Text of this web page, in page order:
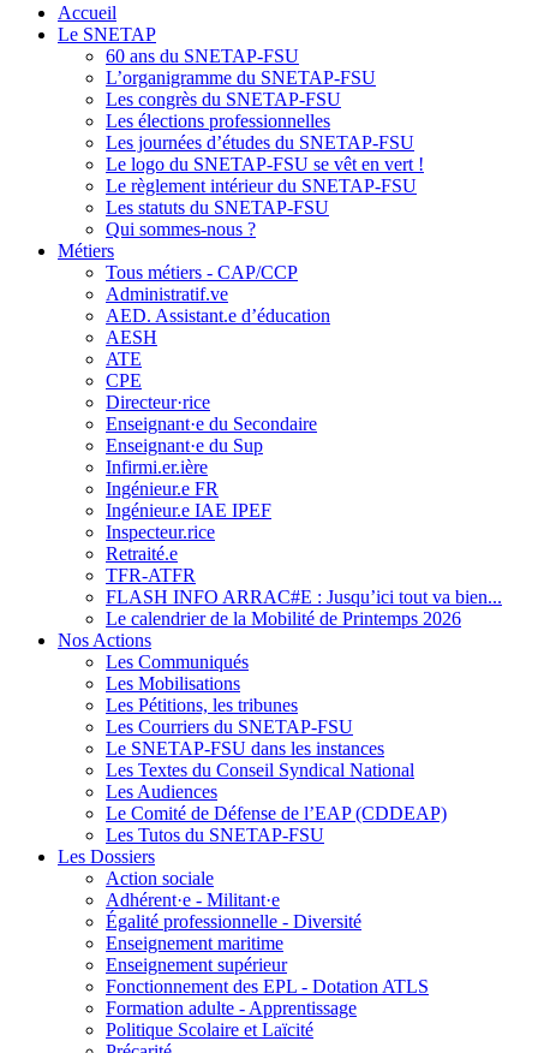
Accueil
Le SNETAP
60 ans du SNETAP-FSU
L’organigramme du SNETAP-FSU
Les congrès du SNETAP-FSU
Les élections professionnelles
Les journées d’études du SNETAP-FSU
Le logo du SNETAP-FSU se vêt en vert !
Le règlement intérieur du SNETAP-FSU
Les statuts du SNETAP-FSU
Qui sommes-nous ?
Métiers
Tous métiers - CAP/CCP
Administratif.ve
AED. Assistant.e d’éducation
AESH
ATE
CPE
Directeur·rice
Enseignant·e du Secondaire
Enseignant·e du Sup
Infirmi.er.ière
Ingénieur.e FR
Ingénieur.e IAE IPEF
Inspecteur.rice
Retraité.e
TFR-ATFR
FLASH INFO ARRAC#E : Jusqu’ici tout va bien...
Le calendrier de la Mobilité de Printemps 2026
Nos Actions
Les Communiqués
Les Mobilisations
Les Pétitions, les tribunes
Les Courriers du SNETAP-FSU
Le SNETAP-FSU dans les instances
Les Textes du Conseil Syndical National
Les Audiences
Le Comité de Défense de l’EAP (CDDEAP)
Les Tutos du SNETAP-FSU
Les Dossiers
Action sociale
Adhérent·e - Militant·e
Égalité professionnelle - Diversité
Enseignement maritime
Enseignement supérieur
Fonctionnement des EPL - Dotation ATLS
Formation adulte - Apprentissage
Politique Scolaire et Laïcité